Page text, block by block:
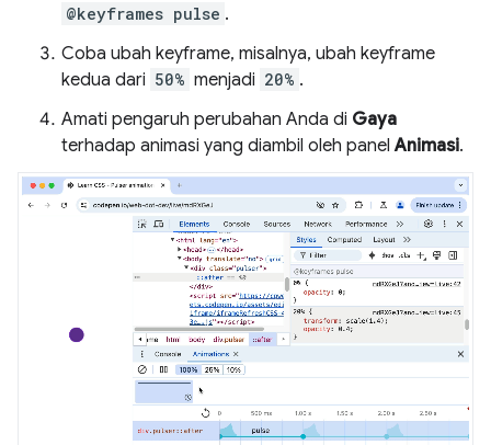
@keyframes pulse .
Coba ubah keyframe, misalnya, ubah keyframe
kedua dari 50% menjadi 20% .
Amati pengaruh perubahan Anda di Gaya
terhadap animasi yang diambil oleh panelAnimasi.